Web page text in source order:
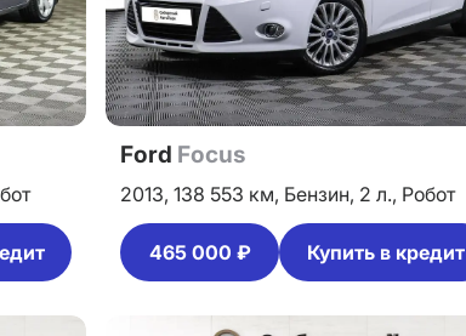
Ford Focus
2013, 138 553 км, Бензин, 2 л., Робот
465 000 ₽ Купить в кредит